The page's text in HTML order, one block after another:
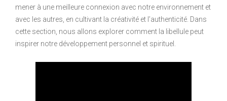
mener à une meilleure connexion avec notre environnement et
avec les autres, en cultivant la créativité et l’authenticité. Dans
cette section, nous allons explorer comment la libellule peut
inspirer notre développement personnel et spirituel.